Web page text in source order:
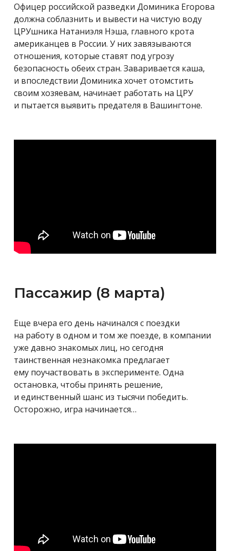
Офицер российской разведки Доминика Егорова
должна соблазнить и вывести на чистую воду
ЦРУшника Натаниэля Нэша, главного крота
американцев в России. У них завязываются
отношения, которые ставят под угрозу
безопасность обеих стран. Заваривается каша,
и впоследствии Доминика хочет отомстить
своим хозяевам, начинает работать на ЦРУ
и пытается выявить предателя в Вашингтоне.
Пассажир (8 марта)
Еще вчера его день начинался с поездки
на работу в одном и том же поезде, в компании
уже давно знакомых лиц, но сегодня
таинственная незнакомка предлагает
ему поучаствовать в эксперименте. Одна
остановка, чтобы принять решение,
и единственный шанс из тысячи победить.
Осторожно, игра начинается…